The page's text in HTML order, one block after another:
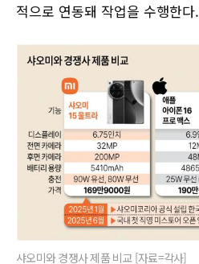
적으로 연동돼 작업을 수행한다.
샤오미와 경쟁사 제품 비교 [자료=각사]